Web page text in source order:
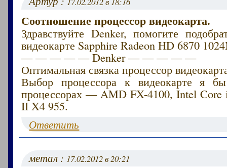
Соотношение процессор видеокарта.
Здравствуйте Denker, помогите
видеокарте Sapphire Radeon HD 6870
— — — — — Denker — — — — —
Оптимальная связка процессор
Выбор процессора к видеокарте я
процессорах — AMD FX-4100, Intel Core
II X4 955.
Ответить
метал : 17.02.2012 в 20:21